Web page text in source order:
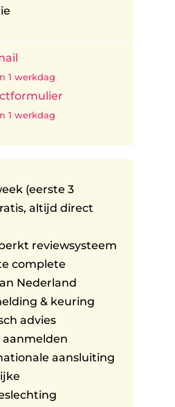
1 werkdag
1 werkdag
(eerste 3
altijd direct
reviewsysteem
complete
Nederland
& keuring
advies
aanmelden
aansluiting